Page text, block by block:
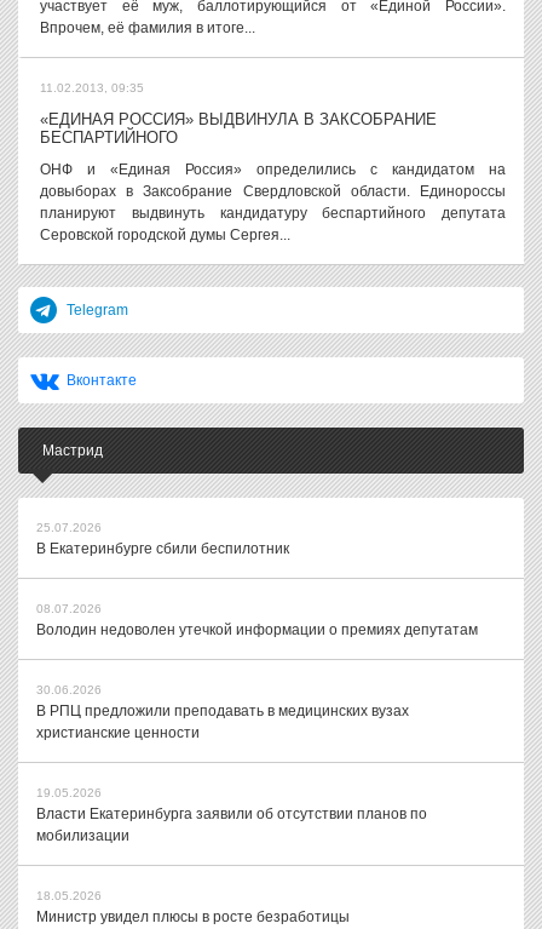
участвует её муж, баллотирующийся от «Единой России».
Впрочем, её фамилия в итоге...
11.02.2013, 09:35
«ЕДИНАЯ РОССИЯ» ВЫДВИНУЛА В ЗАКСОБРАНИЕ
БЕСПАРТИЙНОГО
ОНФ и «Единая Россия» определились с кандидатом на
довыборах в Заксобрание Свердловской области. Единороссы
планируют выдвинуть кандидатуру беспартийного депутата
Серовской городской думы Сергея...
Telegram
Вконтакте
Мастрид
25.07.2026
В Екатеринбурге сбили беспилотник
08.07.2026
Володин недоволен утечкой информации о премиях депутатам
30.06.2026
В РПЦ предложили преподавать в медицинских вузах
христианские ценности
19.05.2026
Власти Екатеринбурга заявили об отсутствии планов по
мобилизации
18.05.2026
Министр увидел плюсы в росте безработицы